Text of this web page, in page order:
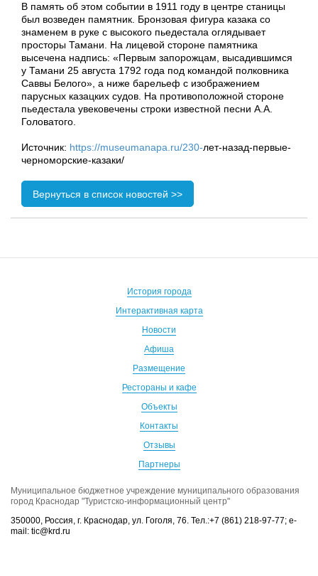
В память об этом событии в 1911 году в центре станицы
был возведен памятник. Бронзовая фигура казака со
знаменем в руке с высокого пьедестала оглядывает
просторы Тамани. На лицевой стороне памятника
высечена надпись: «Первым запорожцам, высадившимся
у Тамани 25 августа 1792 года под командой полковника
Саввы Белого», а ниже барельеф с изображением
парусных казацких судов. На противоположной стороне
пьедестала увековечены строки известной песни А.А.
Головатого.
Источник: https://museumanapa.ru/230-лет-назад-первые-
черноморские-казаки/
Вернуться в список новостей >>
История города
Интерактивная карта
Новости
Афиша
Размещение
Рестораны и кафе
Объекты
Контакты
Отзывы
Партнеры
Муниципальное бюджетное учреждение муниципального образования
город Краснодар "Туристско-информационный центр"
350000, Россия, г. Краснодар, ул. Гоголя, 76. Тел.:+7 (861) 218-97-77; e-
mail: tic@krd.ru